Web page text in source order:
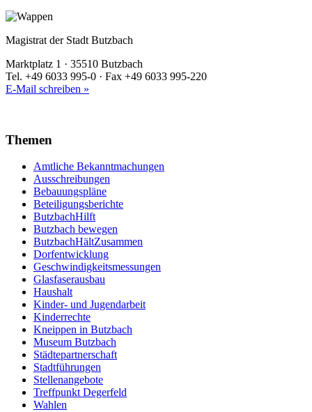
Magistrat der Stadt Butzbach
Marktplatz 1 · 35510 Butzbach
Tel. +49 6033 995-0 · Fax +49 6033 995-220
E-Mail schreiben »
Themen
Amtliche Bekanntmachungen
Ausschreibungen
Bebauungspläne
Beteiligungsberichte
ButzbachHilft
Butzbach bewegen
ButzbachHältZusammen
Dorfentwicklung
Geschwindigkeitsmessungen
Glasfaserausbau
Haushalt
Kinder- und Jugendarbeit
Kinderrechte
Kneippen in Butzbach
Museum Butzbach
Städtepartnerschaft
Stadtführungen
Stellenangebote
Treffpunkt Degerfeld
Wahlen